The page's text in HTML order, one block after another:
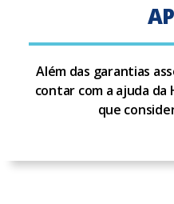
Além das garantias
contar com a ajuda da
que